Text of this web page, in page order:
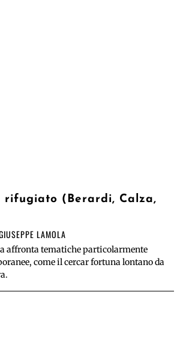
rifugiato (Berardi, Calza,
LAMOLA
affronta tematiche particolarmente
come il cercar fortuna lontano da